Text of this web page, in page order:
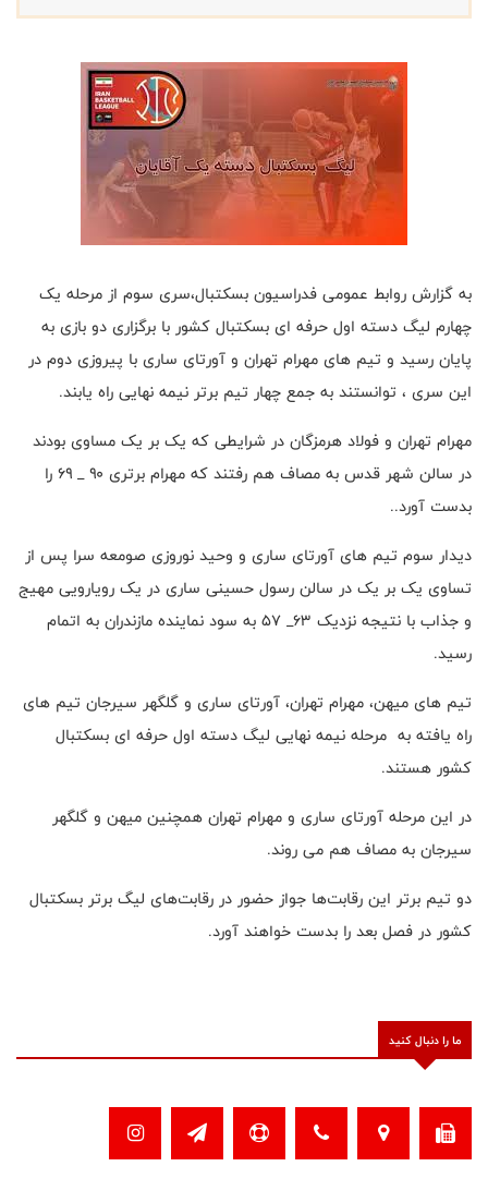
به گزارش روابط عمومی فدراسیون بسکتبال،سری سوم از مرحله یک
چهارم لیگ دسته اول حرفه ای بسکتبال کشور با برگزاری دو بازی به
پایان رسید و تیم های مهرام تهران و آورتای ساری با پیروزی دوم در
این سری ، توانستند به جمع چهار تیم برتر نیمه نهایی راه یابند.
مهرام تهران و فولاد هرمزگان در شرایطی که یک بر یک مساوی بودند
در سالن شهر قدس به مصاف هم رفتند که مهرام برتری ۹۰ _ ۶۹ را
بدست آورد..
دیدار سوم تیم های آورتای ساری و وحید نوروزی صومعه سرا پس از
تساوی یک بر یک در سالن رسول حسینی ساری در یک رویارویی مهیج
و جذاب با نتیجه نزدیک ۶۳_ ۵۷ به سود نماینده مازندران به اتمام
رسید.
تیم های میهن، مهرام تهران، آورتای ساری و گلگهر سیرجان تیم های
راه یافته به مرحله نیمه نهایی لیگ دسته اول حرفه ای بسکتبال
کشور هستند.
در این مرحله آورتای ساری و مهرام تهران همچنین میهن و گلگهر
سیرجان به مصاف هم می روند.
دو تیم برتر این رقابت‌ها جواز حضور در رقابت‌های لیگ برتر بسکتبال
کشور در فصل بعد را بدست خواهند آورد.
ما را دنبال کنید